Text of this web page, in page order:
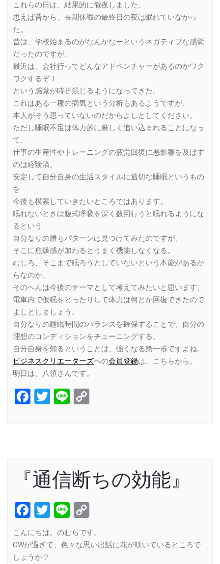
これらの日は、結果的に徹夜しました。
思えば昔から、長期休暇の最終日の夜は眠れていなかっ
た。
昔は、学校始まるのがなんかなーというネガティブな感覚
だったのですが、
最近は、会社行ってどんなアドベンチャーがあるのかワク
ワクするぞ！
という感覚が時折混じるようになってきた。
これはある一種の病気という分析もあるようですが、
本人がそう思っていないのだからよしとしてください。
ただし睡眠不足は体力的に厳しく追い込まれることになっ
て、
仕事の生産性やトレーニングの疲労回復に悪影響を及ぼす
のは経験済。
安定して自分自身の生活スタイルに適切な睡眠というもの
を
今後も模索していきたいところではあります。
眠れないときは腹式呼吸を深く数回行うと眠れるようにな
るという
自分なりの勝ちパターンは見つけてみたのですが、
そこに焦燥感が加わるとうまく機能しなくなる。
むしろ、そこまで眠ろうとしていないという本能があるか
らなのか、
そのへんは今後のテーマとして考えてみたいと思います。
電車内で仮眠をとったりして体力は何とか回復できたので
よしとしましょう。
自分なりの睡眠時間のバランスを確保することで、自分の
理想のコンディションをチューニングする。
自分自身を知るということは、強くなる第一歩ですよね。
ビジネスクリエーターズへの会員登録は、こちらから。
明日は、八須さんです。
Facebook
Twitter
Line
『通信断ちの効能』
Facebook
Twitter
Line
Link
こんにちは。のむらです。
GWが過ぎて、色々な思い出話に花が咲いているところで
しょうか？